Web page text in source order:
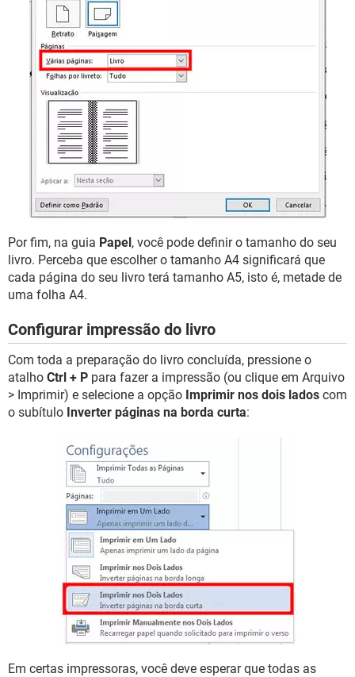
Por fim, na guia Papel, você pode definir o tamanho do seu
livro. Perceba que escolher o tamanho A4 significará que
cada página do seu livro terá tamanho A5, isto é, metade de
uma folha A4.
Configurar impressão do livro
Com toda a preparação do livro concluída, pressione o
atalho Ctrl + P para fazer a impressão (ou clique em Arquivo
> Imprimir) e selecione a opção Imprimir nos dois lados com
o subítulo Inverter páginas na borda curta:
Em certas impressoras, você deve esperar que todas as